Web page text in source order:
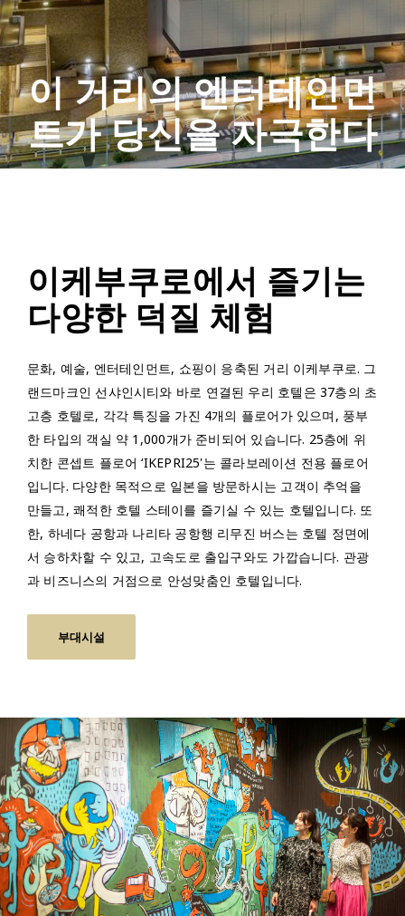
이 거리의 엔터테인먼
트가 당신을 자극한다
이케부쿠로에서 즐기는
다양한 덕질 체험
문화, 예술, 엔터테인먼트, 쇼핑이 응축된 거리 이케부쿠로. 그
랜드마크인 선샤인시티와 바로 연결된 우리 호텔은 37층의 초
고층 호텔로, 각각 특징을 가진 4개의 플로어가 있으며, 풍부
한 타입의 객실 약 1,000개가 준비되어 있습니다. 25층에 위
치한 콘셉트 플로어 ‘IKEPRI25'는 콜라보레이션 전용 플로어
입니다. 다양한 목적으로 일본을 방문하시는 고객이 추억을
만들고, 쾌적한 호텔 스테이를 즐기실 수 있는 호텔입니다. 또
한, 하네다 공항과 나리타 공항행 리무진 버스는 호텔 정면에
서 승하차할 수 있고, 고속도로 출입구와도 가깝습니다. 관광
과 비즈니스의 거점으로 안성맞춤인 호텔입니다.
부대시설